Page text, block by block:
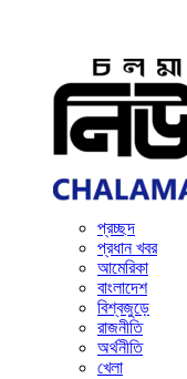
প্রচ্ছদ
প্রধান খবর
আমেরিকা
বাংলাদেশ
বিশ্বজুড়ে
রাজনীতি
অর্থনীতি
খেলা